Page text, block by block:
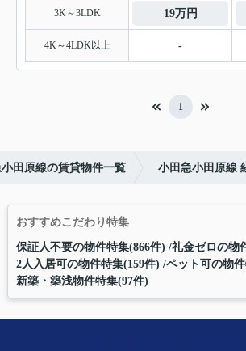
3K～3LDK 19万円
4K～4LDK以上 -
1
田原線の賃貸物件一覧 小田急小田原線
おすすめこだわり特集
保証人不要の物件特集(866件) 礼金ゼロの物
2人入居可の物件特集(159件) ペット可の物
新築・築浅物件特集(97件)